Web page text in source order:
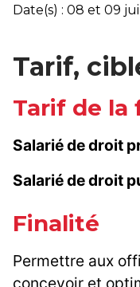
Date(s) : 08 et 09
Tarif,
Tarif de la
Salarié de droit
Salarié de droit
Finalité
Permettre aux